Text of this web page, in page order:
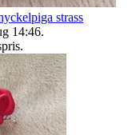
strass
14:46.
.